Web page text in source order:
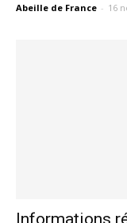
Abeille de France - 16